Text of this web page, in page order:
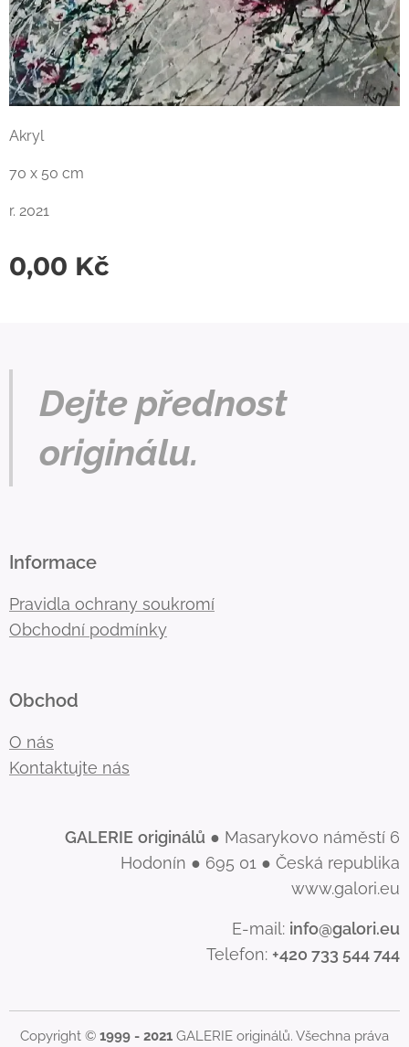
Akryl
70 x 50 cm
r. 2021
0,00 Kč
Dejte přednost
originálu.
Informace
Pravidla ochrany soukromí
Obchodní podmínky
Obchod
O nás
Kontaktujte nás
GALERIE originálů ● Masarykovo náměstí 6
Hodonín ● 695 01 ● Česká republika
www.galori.eu
E-mail: info@galori.eu
Telefon: +420 733 544 744
Copyright © 1999 - 2021 GALERIE originálů. Všechna práva